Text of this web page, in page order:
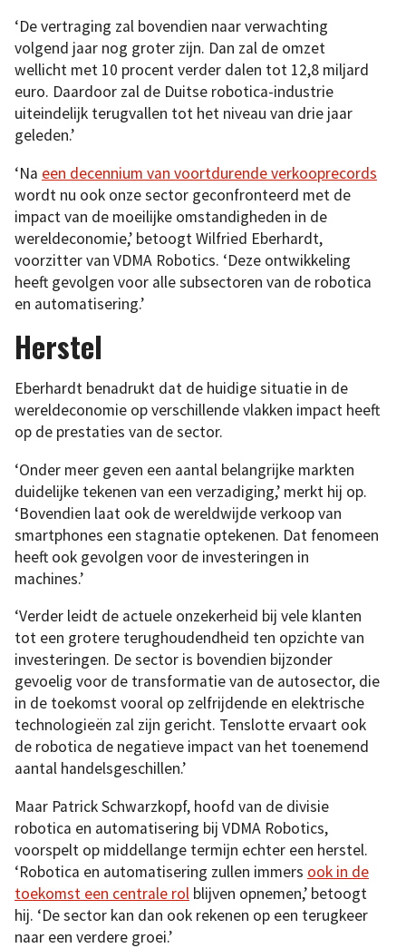
‘De vertraging zal bovendien naar verwachting
volgend jaar nog groter zijn. Dan zal de omzet
wellicht met 10 procent verder dalen tot 12,8 miljard
euro. Daardoor zal de Duitse robotica-industrie
uiteindelijk terugvallen tot het niveau van drie jaar
geleden.’
‘Na een decennium van voortdurende verkooprecords
wordt nu ook onze sector geconfronteerd met de
impact van de moeilijke omstandigheden in de
wereldeconomie,’ betoogt Wilfried Eberhardt,
voorzitter van VDMA Robotics. ‘Deze ontwikkeling
heeft gevolgen voor alle subsectoren van de robotica
en automatisering.’
Herstel
Eberhardt benadrukt dat de huidige situatie in de
wereldeconomie op verschillende vlakken impact heeft
op de prestaties van de sector.
‘Onder meer geven een aantal belangrijke markten
duidelijke tekenen van een verzadiging,’ merkt hij op.
‘Bovendien laat ook de wereldwijde verkoop van
smartphones een stagnatie optekenen. Dat fenomeen
heeft ook gevolgen voor de investeringen in
machines.’
‘Verder leidt de actuele onzekerheid bij vele klanten
tot een grotere terughoudendheid ten opzichte van
investeringen. De sector is bovendien bijzonder
gevoelig voor de transformatie van de autosector, die
in de toekomst vooral op zelfrijdende en elektrische
technologieën zal zijn gericht. Tenslotte ervaart ook
de robotica de negatieve impact van het toenemend
aantal handelsgeschillen.’
Maar Patrick Schwarzkopf, hoofd van de divisie
robotica en automatisering bij VDMA Robotics,
voorspelt op middellange termijn echter een herstel.
‘Robotica en automatisering zullen immers ook in de
toekomst een centrale rol blijven opnemen,’ betoogt
hij. ‘De sector kan dan ook rekenen op een terugkeer
naar een verdere groei.’